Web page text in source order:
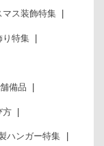
マス装飾特集
り特集
備品
方
ハンガー特集